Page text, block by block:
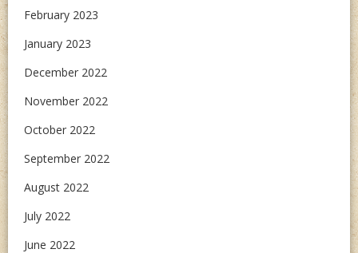
February 2023
January 2023
December 2022
November 2022
October 2022
September 2022
August 2022
July 2022
June 2022